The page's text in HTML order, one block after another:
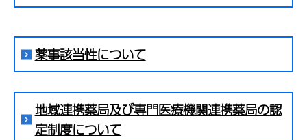
薬事該当性について
地域連携薬局及び専門医療機関連携薬局の認
定制度について